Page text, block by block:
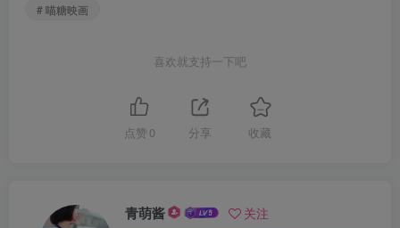
# 喵糖映画
喜欢就支持一下吧
点赞 0 分享 收藏
青萌酱 关注